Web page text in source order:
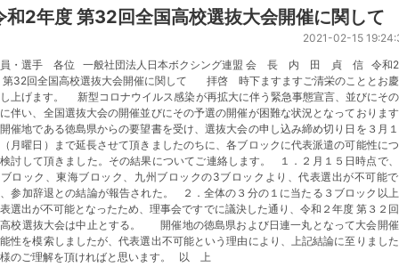
和2年度 第32回全国高校選抜大会開催に関して
2021-02-15
・選手 各位 一般社団法人日本ボクシング連盟 会 長 内 田 貞 信 令和
第32回全国高校選抜大会開催に関して 拝啓 時下ますますご清栄のこととお
上げます。 新型コロナウイルス感染が再拡大に伴う緊急事態宣言、並びにそ
伴い、全国選抜大会の開催並びにその予選の開催が困難な状況となっておりま
地である徳島県からの要望書を受け、選抜大会の申し込み締め切り日を３月
月曜日）まで延長させて頂きましたのちに、各ブロックに代表派遣の可能性に
討して頂きました。その結果についてご連絡します。 １．２月１５日時点で
ロック、東海ブロック、九州ブロックの3ブロックより、代表選出が不可能
参加辞退との結論が報告された。 ２．全体の３分の１に当たる３ブロック以
選出が不可能となったため、理事会ですでに議決した通り、令和２年度 第３２
校選抜大会は中止とする。 開催地の徳島県および日連一丸となって大会開
性を模索しましたが、代表選出不可能という理由により、上記結論に至りまし
のご理解を頂ければと思います。 以 上